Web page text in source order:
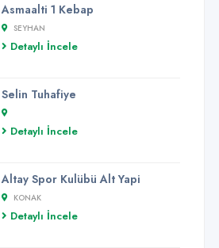
Asmaalti 1 Kebap
SEYHAN
Detaylı İncele
Selin Tuhafiye
Detaylı İncele
Altay Spor Kulübü Alt Yapi
KONAK
Detaylı İncele